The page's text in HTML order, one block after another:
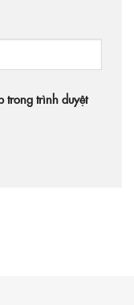
trong trình duyệt